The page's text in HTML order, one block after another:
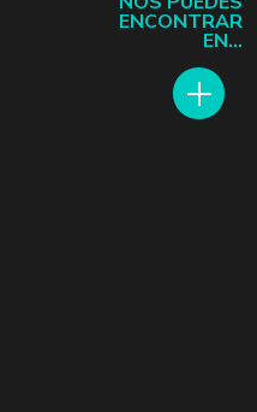
ENCONTRAR
EN...